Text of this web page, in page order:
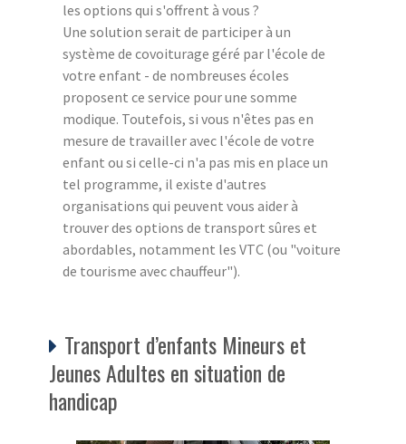
les options qui s'offrent à vous ?
Une solution serait de participer à un
système de covoiturage géré par l'école de
votre enfant - de nombreuses écoles
proposent ce service pour une somme
modique. Toutefois, si vous n'êtes pas en
mesure de travailler avec l'école de votre
enfant ou si celle-ci n'a pas mis en place un
tel programme, il existe d'autres
organisations qui peuvent vous aider à
trouver des options de transport sûres et
abordables, notamment les VTC (ou "voiture
de tourisme avec chauffeur").
Transport d’enfants Mineurs et
Jeunes Adultes en situation de
handicap